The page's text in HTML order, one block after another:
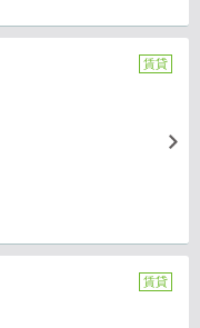
賃貸
賃貸